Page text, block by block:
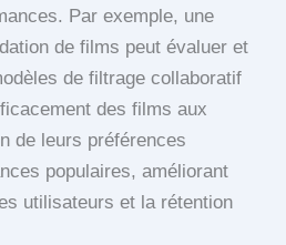
Par exemple, une
de films peut évaluer et
de filtrage collaboratif
des films aux
de leurs préférences
populaires, améliorant
utilisateurs et la rétention